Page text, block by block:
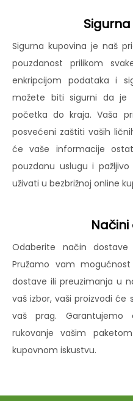
Sigurna kupovina je naš
pouzdanost prilikom
enkripcijom podataka i
možete biti sigurni da je
početka do kraja. Vaša
posvećeni zaštiti vaših
će vaše informacije
pouzdanu uslugu i
uživati u bezbrižnoj online
Odaberite način
Pružamo vam
dostave ili preuzimanja u
vaš izbor, vaši proizvodi će
vaš prag. Garantujemo
rukovanje vašim
kupovnom iskustvu.